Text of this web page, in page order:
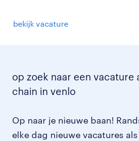
bekijk vacature
op zoek naar een vacature
chain in venlo
Op naar je nieuwe baan!
elke dag nieuwe vacatures